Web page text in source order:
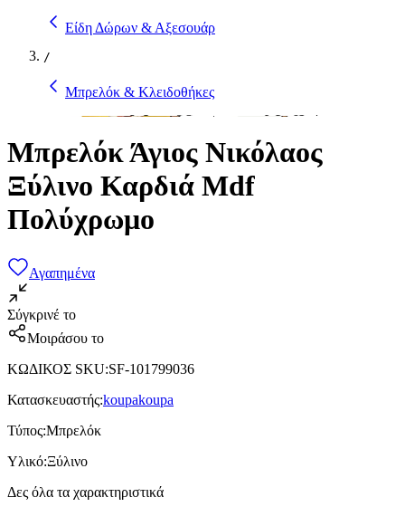
Είδη Δώρων & Αξεσουάρ
/
Μπρελόκ & Κλειδοθήκες
Μπρελόκ Άγιος Νικόλαος
Ξύλινο Καρδιά Mdf
Πολύχρωμο
Αγαπημένα
Σύγκρινέ το
Μοιράσου το
ΚΩΔΙΚΟΣ SKU:SF-101799036
Κατασκευαστής:koupakoupa
Τύπος:Μπρελόκ
Υλικό:Ξύλινο
Δες όλα τα χαρακτηριστικά